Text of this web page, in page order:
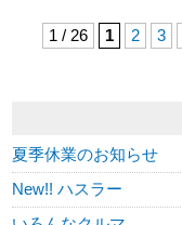
1 / 26 1 2 3
夏季休業のお知らせ
New!! ハスラー